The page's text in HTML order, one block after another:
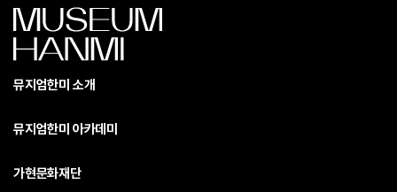
뮤지엄한미 소개
뮤지엄한미 아카데미
가현문화재단